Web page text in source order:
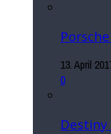
13. April
0
Destiny